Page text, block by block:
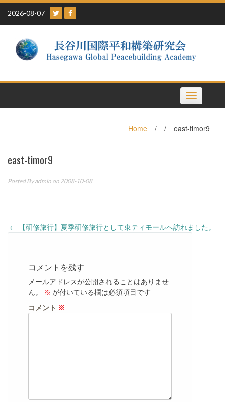
Skip
content
2026-08-07
Toggle
navigation
Home / / east-timor9
east-timor9
Posted Byadmin on 2008-10-08
Post
navigation
← 【研修旅行】夏季研修旅行として東ティモールへ訪れました。
コメントを残す
メールアドレスが公開されることはありませ
ん。
※ が付いている欄は必須項目です
コメント ※